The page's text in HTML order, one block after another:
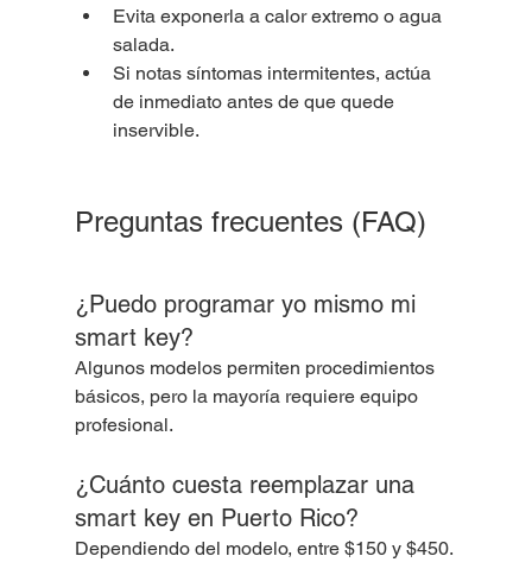
Evita exponerla a calor extremo o agua
salada.
Si notas síntomas intermitentes, actúa
de inmediato antes de que quede
inservible.
Preguntas frecuentes (FAQ)
¿Puedo programar yo mismo mi
smart key?
Algunos modelos permiten procedimientos
básicos, pero la mayoría requiere equipo
profesional.
¿Cuánto cuesta reemplazar una
smart key en Puerto Rico?
Dependiendo del modelo, entre $150 y $450.